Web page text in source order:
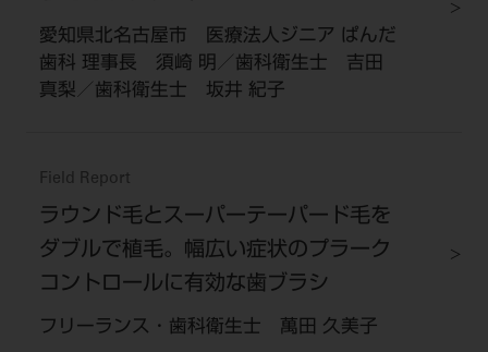
愛知県北名古屋市 医療法人ジニア ぱんだ
歯科 理事長 須崎 明／歯科衛生士 吉田
真梨／歯科衛生士 坂井 紀子
Field Report
ラウンド毛とスーパーテーパード毛を
ダブルで植毛。幅広い症状のプラーク
コントロールに有効な歯ブラシ
フリーランス・歯科衛生士 萬田 久美子